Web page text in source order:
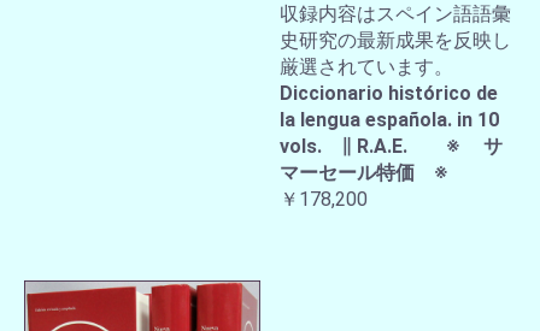
収録内容はスペイン語語彙
史研究の最新成果を反映し
厳選されています。
Diccionario histórico de
la lengua española. in 10
vols. ∥ R.A.E. ※ サ
マーセール特価 ※
￥178,200